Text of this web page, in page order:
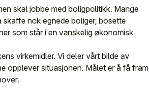
skal jobbe med boligpolitikk. Mange
nok egnede boliger, bosette
som står i en vanskelig økonomisk
virkemidler. Vi deler vårt bilde av
opplever situasjonen. Målet er å få fram